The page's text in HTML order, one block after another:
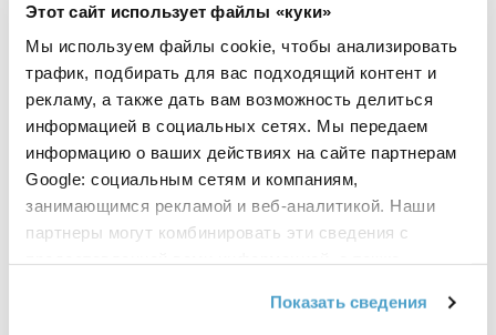
Этот сайт использует файлы «куки»
Мы используем файлы cookie, чтобы анализировать
трафик, подбирать для вас подходящий контент и
рекламу, а также дать вам возможность делиться
информацией в социальных сетях. Мы передаем
информацию о ваших действиях на сайте партнерам
Google: социальным сетям и компаниям,
занимающимся рекламой и веб-аналитикой. Наши
партнеры могут комбинировать эти сведения с
Показать сведения